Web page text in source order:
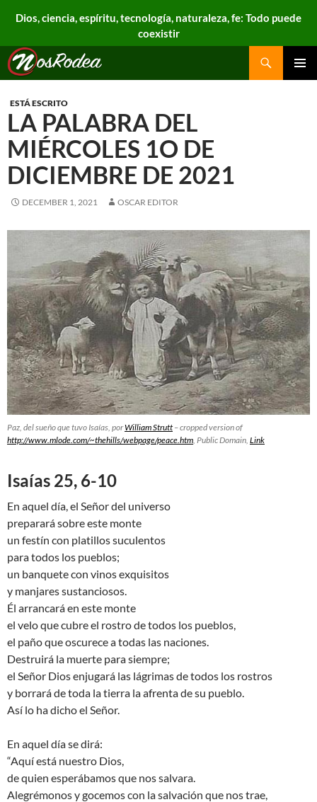
Dios, ciencia, espíritu, tecnología, naturaleza, fe: Todo puede
coexistir
Nos Rodea
Search
ESTÁ ESCRITO
LA PALABRA DEL
MIÉRCOLES 1O DE
DICIEMBRE DE 2021
DECEMBER 1, 2021 OSCAR EDITOR
Paz, del sueño que tuvo Isaías, porWilliam Strutt – cropped version of
http://www.mlode.com/~thehills/webpage/peace.htm , Public Domain, Link
Isaías 25, 6-10
En aquel día, el Señor del universo
preparará sobre este monte
un festín con platillos suculentos
para todos los pueblos;
un banquete con vinos exquisitos
y manjares sustanciosos.
Él arrancará en este monte
el velo que cubre el rostro de todos los pueblos,
el paño que oscurece a todas las naciones.
Destruirá la muerte para siempre;
el Señor Dios enjugará las lágrimas de todos los rostros
y borrará de toda la tierra la afrenta de su pueblo.
Así lo ha dicho el Señor.
En aquel día se dirá:
“Aquí está nuestro Dios,
de quien esperábamos que nos salvara.
Alegrémonos y gocemos con la salvación que nos trae,